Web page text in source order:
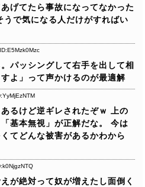
げてたら事故になってなかった
うで気になる人だけがすればい
ID:E5Mzk0Mzc
パッシングして右手を出して相
よ」って声かけるのが最適解
るけど逆ギレされたぞｗ
上の
基本無視」が正解だな。
今は
てどんな被害があるかわから
が絶対って奴が増えたし面倒く